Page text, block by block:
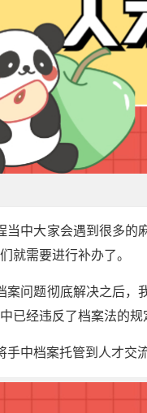
当中大家会遇到很多的
就需要进行补办了。
案问题彻底解决之后，
已经违反了档案法的规
手中档案托管到人才交